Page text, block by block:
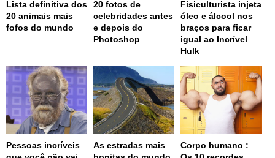
Lista definitiva dos
20 animais mais
fofos do mundo
20 fotos de
celebridades antes
e depois do
Photoshop
Fisiculturista injeta
óleo e álcool nos
braços para ficar
igual ao Incrível
Hulk
Pessoas incríveis
As estradas mais
Corpo humano :